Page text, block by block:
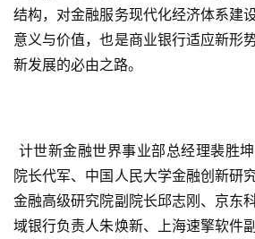
结构，对金融服务现代化经济体系建
意义与价值，也是商业银行适应新形
新发展的必由之路。
计世新金融世界事业部总经理裴胜
院长代军、中国人民大学金融创新研
金融高级研究院副院长邱志刚、京东
域银行负责人朱焕新、上海速擎软件